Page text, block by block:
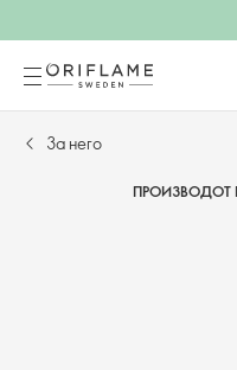
За него
ПРОИЗВОДОТ